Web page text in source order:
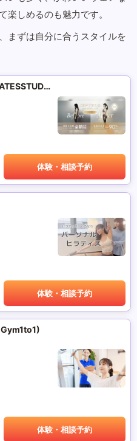
楽しめるのも魅力です。
まずは自分に合うスタイルを
ピラティススタジオ デップ (PILATESSTUDIO DEP)
体験・相談予約
体験・相談予約
体験・相談予約